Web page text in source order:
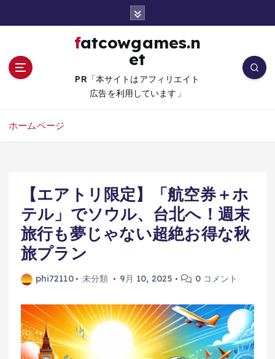
fatcowgames.n
et
PR「本サイトはアフィリエイト
広告を利用しています」
ホームページ
【エアトリ限定】「航空券＋ホ
テル」でソウル、台北へ！週末
旅行も夢じゃない超絶お得な秋
旅プラン
phi72110 未分類 9月 10, 2025 0 コメント